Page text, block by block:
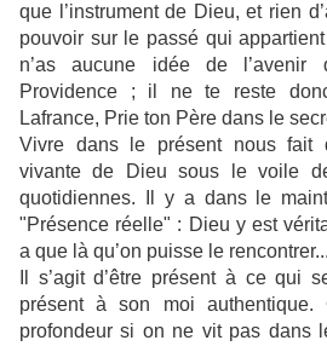
que l’instrument de Dieu, et rien
pouvoir sur le passé qui
n’as aucune idée de
Providence ; il ne te reste
Lafrance, Prie ton Père dans le
Vivre dans le présent nous fait
vivante de Dieu sous le voile
quotidiennes. Il y a dans le
"Présence réelle" : Dieu y est
a que là qu’on puisse le rencontrer...
Il s’agit d’être présent à ce qui
présent à son moi
profondeur si on ne vit pas dans